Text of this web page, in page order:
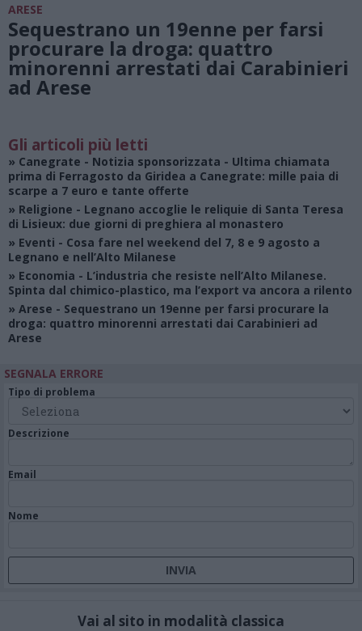
ARESE
Sequestrano un 19enne per farsi
procurare la droga: quattro
minorenni arrestati dai Carabinieri
ad Arese
Gli articoli più letti
» Canegrate - Notizia sponsorizzata - Ultima chiamata
prima di Ferragosto da Giridea a Canegrate: mille paia di
scarpe a 7 euro e tante offerte
» Religione - Legnano accoglie le reliquie di Santa Teresa
di Lisieux: due giorni di preghiera al monastero
» Eventi - Cosa fare nel weekend del 7, 8 e 9 agosto a
Legnano e nell’Alto Milanese
» Economia - L’industria che resiste nell’Alto Milanese.
Spinta dal chimico-plastico, ma l’export va ancora a rilento
» Arese - Sequestrano un 19enne per farsi procurare la
droga: quattro minorenni arrestati dai Carabinieri ad
Arese
SEGNALA ERRORE
Tipo di problema
Descrizione
Email
Nome
Vai al sito in modalità classica